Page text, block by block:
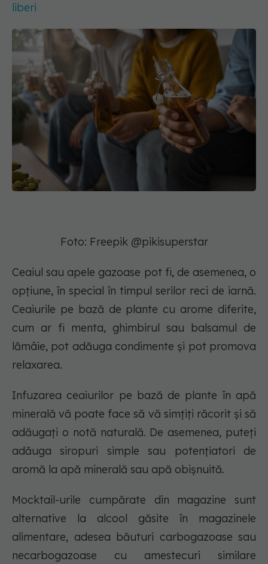
liberi
Foto: Freepik @pikisuperstar
Ceaiul sau apele gazoase pot fi, de asemenea, o
opțiune, în special în timpul serilor reci de iarnă.
Ceaiurile pe bază de plante cu arome diferite,
cum ar fi menta, ghimbirul sau balsamul de
lămâie, pot adăuga condimente și pot promova
relaxarea.
Infuzarea ceaiurilor pe bază de plante în apă
minerală vă poate face să vă simțiți răcorit și să
adăugați o notă naturală. De asemenea, puteți
adăuga siropuri simple sau potențiatori de
aromă la apă minerală sau apă obișnuită.
Mocktail-urile cumpărate din magazine sunt
alternative la alcool găsite în magazinele
alimentare, adesea băuturi carbogazoase sau
necarbogazoase cu amestecuri similare